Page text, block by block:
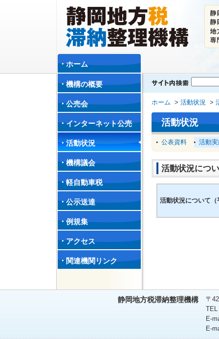
ホーム
機構の概要
公売会
インターネット公売
活動状況
機構議会
軽自動車税
公示送達
例規集
アクセス
関連機関リンク
ホーム > 活動状況 >
活動状況
公表資料 活動
活動状況につ
活動状況について
静岡地方税滞納整理機構
〒
TEL
E-
E-